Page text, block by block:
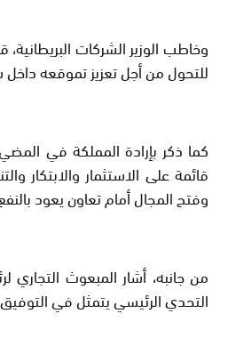
وخاطب الوزير الشركات
للتحول من أجل تعزيز تموقعه داخل
كما ذكر بإرادة المملكة في
قائمة على الاستثمار والابتكار
وفتح المجال أمام تعاون يعود
من جانبه، أشار المبعوث التجاري
التحدي الرئيسي يتمثل في